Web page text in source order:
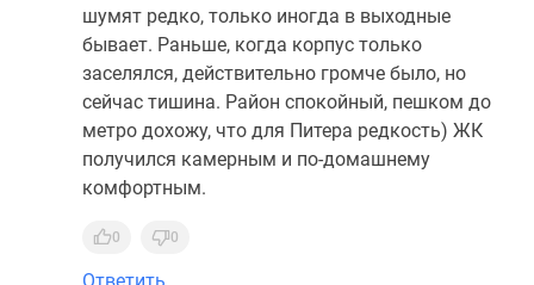
шумят редко, только иногда в выходные
бывает. Раньше, когда корпус только
заселялся, действительно громче было, но
сейчас тишина. Район спокойный, пешком до
метро дохожу, что для Питера редкость) ЖК
получился камерным и по-домашнему
комфортным.
0 0